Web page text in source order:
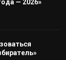
— 2026»